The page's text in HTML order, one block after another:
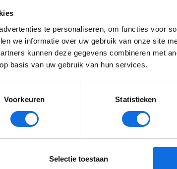
te personaliseren, om functies voor
we informatie over uw gebruik van onze site
kunnen deze gegevens combineren met
basis van uw gebruik van hun services.
Voorkeuren Statistieken
Selectie toestaan
Een mooi voorbeeld
traumatische ervaring
taal gebruiken. In
hoe deze methode
geeft ze praktische tips die
JIM. Een JIM is een
als mentor fungeert.
ook de veerkracht en het